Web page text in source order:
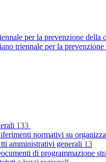
per la prevenzione della
triennale per la
133
normativi su
amministrativi generali 13
di programmazione